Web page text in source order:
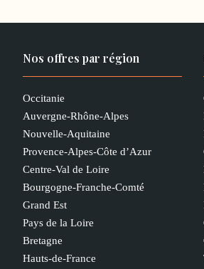
Nos offres par région
Occitanie
Auvergne-Rhône-Alpes
Nouvelle-Aquitaine
Provence-Alpes-Côte d’Azur
Centre-Val de Loire
Bourgogne-Franche-Comté
Grand Est
Pays de la Loire
Bretagne
Hauts-de-France